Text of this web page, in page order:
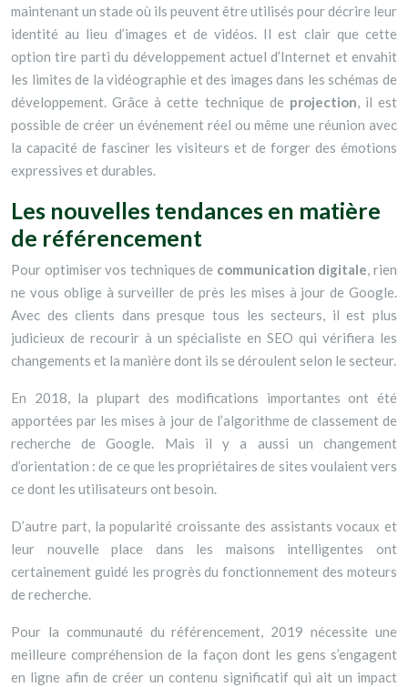
maintenant un stade où ils peuvent être utilisés pour décrire leur
identité au lieu d’images et de vidéos. Il est clair que cette
option tire parti du développement actuel d’Internet et envahit
les limites de la vidéographie et des images dans les schémas de
développement. Grâce à cette technique de projection, il est
possible de créer un événement réel ou même une réunion avec
la capacité de fasciner les visiteurs et de forger des émotions
expressives et durables.
Les nouvelles tendances en matière
de référencement
Pour optimiser vos techniques de communication digitale, rien
ne vous oblige à surveiller de près les mises à jour de Google.
Avec des clients dans presque tous les secteurs, il est plus
judicieux de recourir à un spécialiste en SEO qui vérifiera les
changements et la manière dont ils se déroulent selon le secteur.
En 2018, la plupart des modifications importantes ont été
apportées par les mises à jour de l’algorithme de classement de
recherche de Google. Mais il y a aussi un changement
d’orientation : de ce que les propriétaires de sites voulaient vers
ce dont les utilisateurs ont besoin.
D’autre part, la popularité croissante des assistants vocaux et
leur nouvelle place dans les maisons intelligentes ont
certainement guidé les progrès du fonctionnement des moteurs
de recherche.
Pour la communauté du référencement, 2019 nécessite une
meilleure compréhension de la façon dont les gens s’engagent
en ligne afin de créer un contenu significatif qui ait un impact